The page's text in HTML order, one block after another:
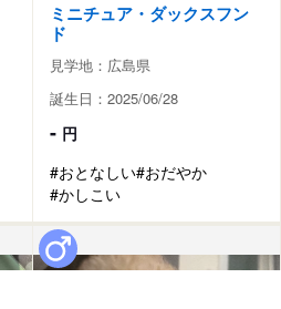
ミニチュア・ダックスフン
ド
見学地：広島県
誕生日：2025/06/28
- 円
#おとなしい#おだやか
#かしこい